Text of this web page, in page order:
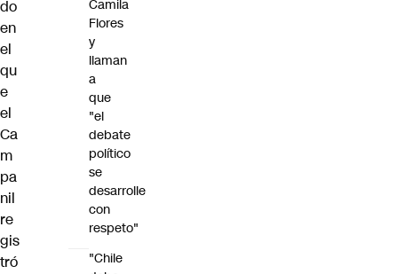
do
en
el
qu
e
el
Ca
m
pa
nil
re
gis
tró
Camila
Flores
y
llaman
a
que
"el
debate
político
se
desarrolle
con
respeto"
"Chile